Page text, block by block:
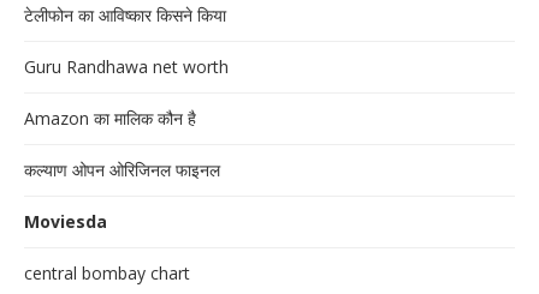
टेलीफोन का आविष्कार किसने किया
Guru Randhawa net worth
Amazon का मालिक कौन है
कल्याण ओपन ओरिजिनल फाइनल
Moviesda
central bombay chart